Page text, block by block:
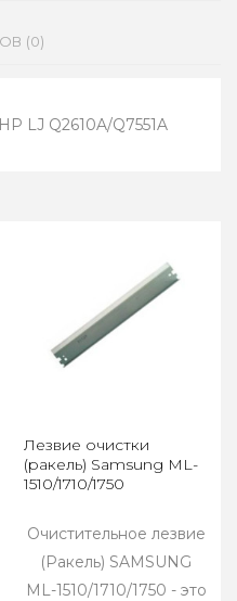
(0)
LJ Q2610A/Q7551A
Лезвие очистки
(ракель) Samsung ML-
1510/1710/1750
Очистительное лезвие
(Ракель) SAMSUNG
ML-1510/1710/1750 - это